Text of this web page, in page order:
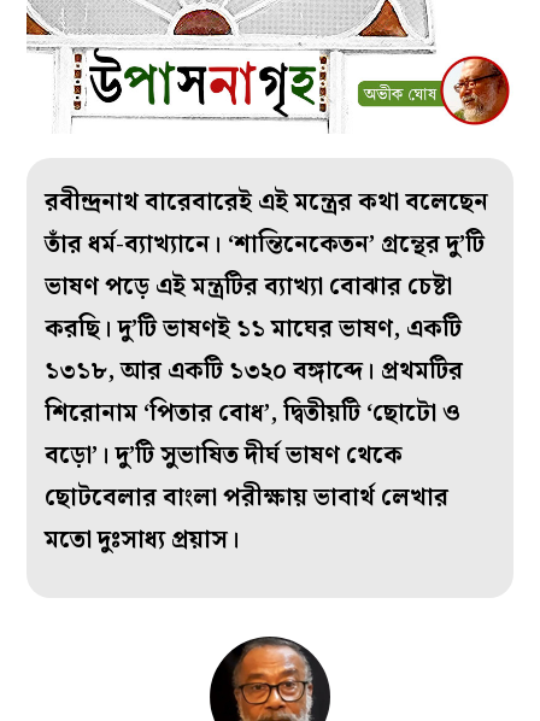
রবীন্দ্রনাথ বারেবারেই এই মন্ত্রের কথা বলেছেন
তাঁর ধর্ম-ব্যাখ্যানে। ‘শান্তিনেকেতন’ গ্রন্থের দু’টি
ভাষণ পড়ে এই মন্ত্রটির ব্যাখ্যা বোঝার চেষ্টা
করছি। দু’টি ভাষণই ১১ মাঘের ভাষণ, একটি
১৩১৮, আর একটি ১৩২০ বঙ্গাব্দে। প্রথমটির
শিরোনাম ‘পিতার বোধ’, দ্বিতীয়টি ‘ছোটো ও
বড়ো’। দু’টি সুভাষিত দীর্ঘ ভাষণ থেকে
ছোটবেলার বাংলা পরীক্ষায় ভাবার্থ লেখার
মতো দুঃসাধ্য প্রয়াস।